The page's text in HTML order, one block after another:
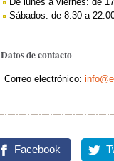
Sábados: de 8:30 a
Datos de contacto
Correo electrónico:
Facebook